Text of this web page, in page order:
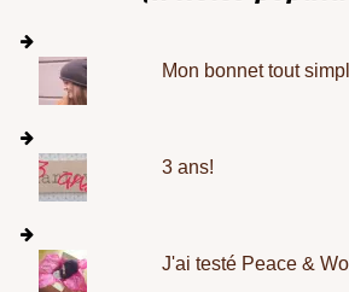
Mon bonnet tout
3 ans!
J'ai testé Peace &